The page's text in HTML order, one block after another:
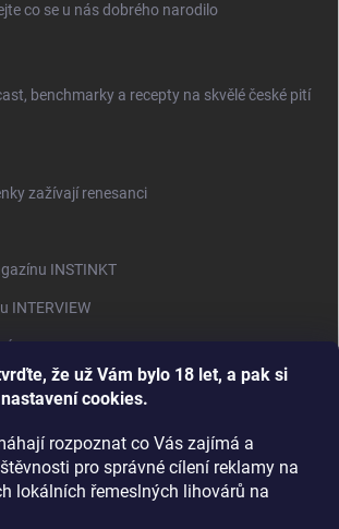
že už Vám bylo 18 let, a pak si
cookies.
rozpoznat co Vás zajímá a
pro správné cílení reklamy na
lokálních řemeslných lihovárů na
co se u nás dobrého narodilo
benchmarky a recepty na skvělé české pití
zažívají renesanci
INSTINKT
INTERVIEW
práci
v magazínu DRINKING-CAT